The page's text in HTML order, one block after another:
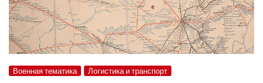
Военная тематика Логистика и транспорт